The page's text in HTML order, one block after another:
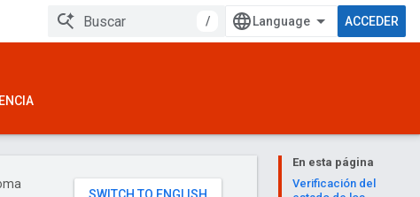
/ ACCEDER
En esta página
Verificación del